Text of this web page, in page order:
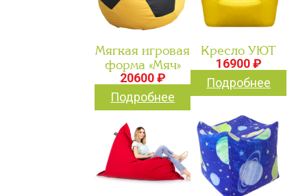
Мягкая игровая
форма «Мяч»
20600 ₽
Подробнее
Кресло УЮТ
16900 ₽
Подробнее